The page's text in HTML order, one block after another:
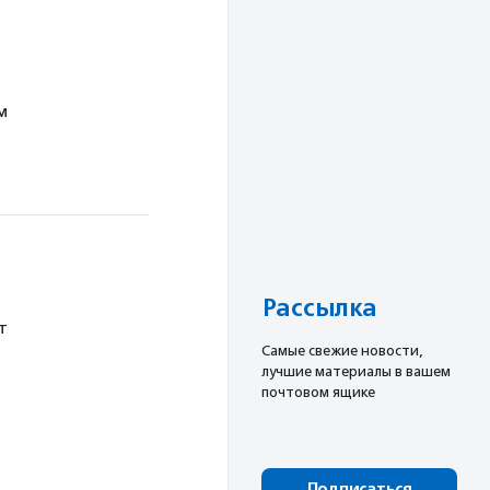
Рассылка
Cамые свежие новости,
лучшие материалы в вашем
почтовом ящике